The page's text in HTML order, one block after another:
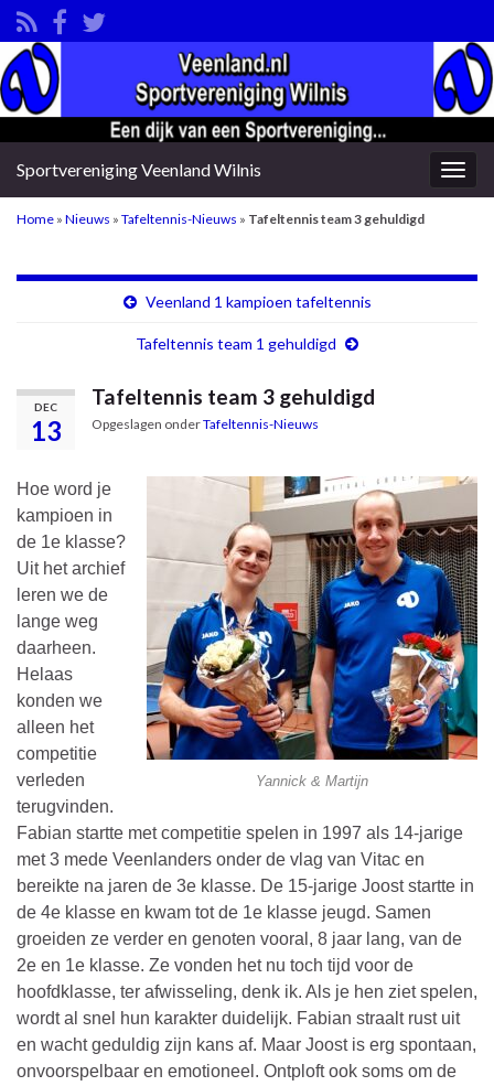
Sportvereniging Veenland Wilnis
Home » Nieuws » Tafeltennis-Nieuws » Tafeltennis team 3 gehuldigd
Veenland 1 kampioen tafeltennis
Tafeltennis team 1 gehuldigd
DEC
13
Tafeltennis team 3 gehuldigd
Opgeslagen onderTafeltennis-Nieuws
Yannick & Martijn
Hoe word je
kampioen in
de 1e klasse?
Uit het archief
leren we de
lange weg
daarheen.
Helaas
konden we
alleen het
competitie
verleden
terugvinden.
Fabian startte met competitie spelen in 1997 als 14-jarige
met 3 mede Veenlanders onder de vlag van Vitac en
bereikte na jaren de 3e klasse. De 15-jarige Joost startte in
de 4e klasse en kwam tot de 1e klasse jeugd. Samen
groeiden ze verder en genoten vooral, 8 jaar lang, van de
2e en 1e klasse. Ze vonden het nu toch tijd voor de
hoofdklasse, ter afwisseling, denk ik. Als je hen ziet spelen,
wordt al snel hun karakter duidelijk. Fabian straalt rust uit
en wacht geduldig zijn kans af. Maar Joost is erg spontaan,
onvoorspelbaar en emotioneel. Ontploft ook soms om de